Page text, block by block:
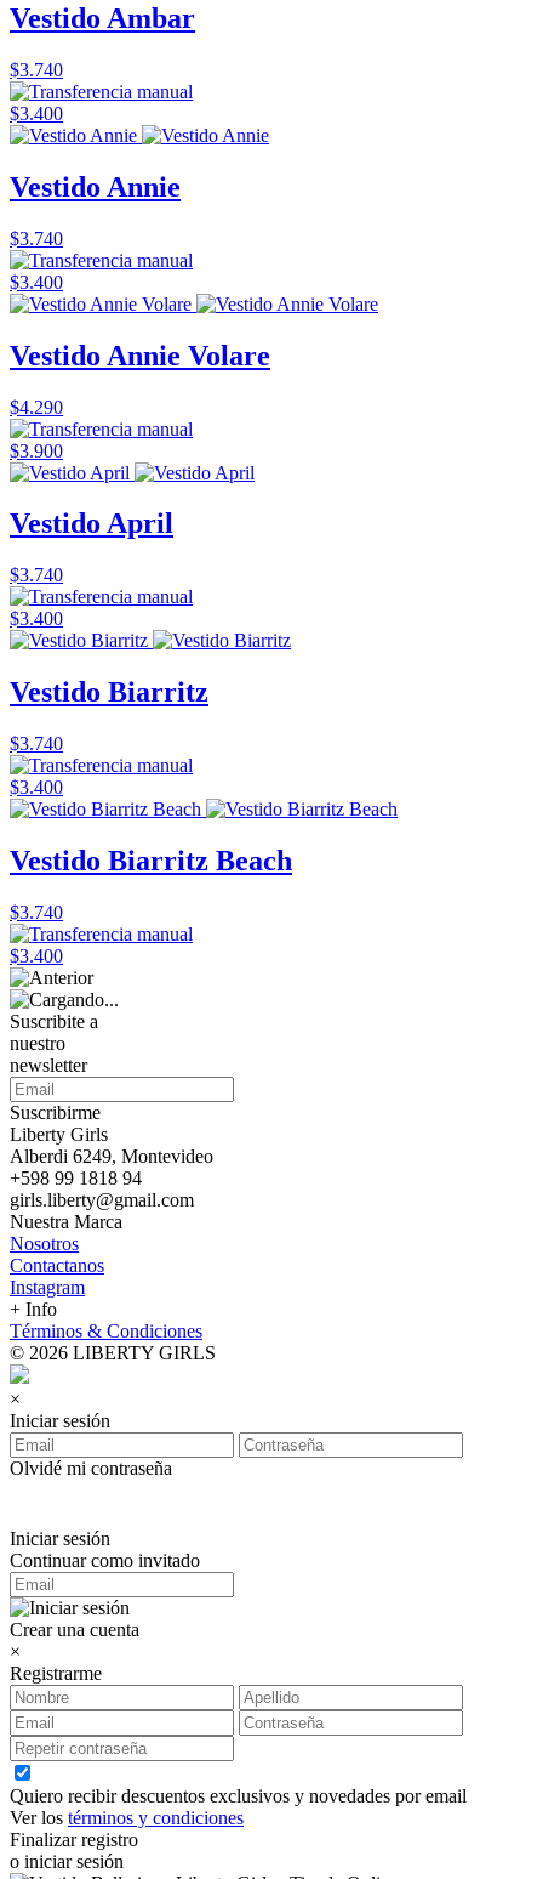
Vestido Ambar
$3.740
$3.400
Vestido Annie
$3.740
$3.400
Vestido Annie Volare
$4.290
$3.900
Vestido April
$3.740
$3.400
Vestido Biarritz
$3.740
$3.400
Vestido Biarritz Beach
$3.740
$3.400
Suscribite a
nuestro
newsletter
Suscribirme
Liberty Girls
Alberdi 6249, Montevideo
+598 99 1818 94
girls.liberty@gmail.com
Nuestra Marca
Nosotros
Contactanos
Instagram
+ Info
Términos & Condiciones
© 2026 LIBERTY GIRLS
×
Iniciar sesión
Olvidé mi contraseña
Iniciar sesión
Continuar como invitado
Crear una cuenta
×
Registrarme
Quiero recibir descuentos exclusivos y novedades por email
Ver los términos y condiciones
Finalizar registro
o iniciar sesión